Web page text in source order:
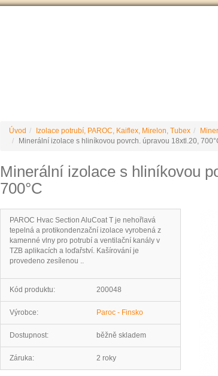
Úvod Izolace potrubí, PAROC, Kaiflex, Mirelon, Tubex
Minerální izolace s hliníkovou povrch. úpravou 18xtl.20,
Minerální izolace s hliníkovou
700°C
PAROC Hvac Section AluCoat T je nehořlavá
tepelná a protikondenzační izolace vyrobená z
kamenné vlny pro potrubí a ventilační kanály v
TZB aplikacích a loďařství. Kašírování je
provedeno zesílenou ..
Kód produktu: 200048
Výrobce: Paroc - Finsko
Dostupnost: běžně skladem
Záruka: 2 roky